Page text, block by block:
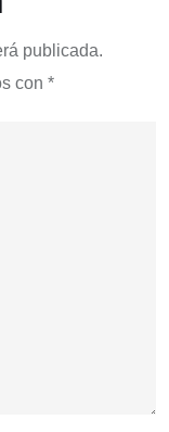
publicada.
con *